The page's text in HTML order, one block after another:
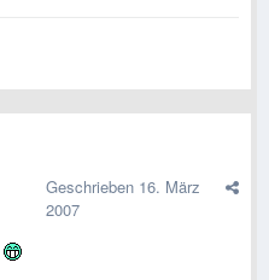
Geschrieben 16. März
2007